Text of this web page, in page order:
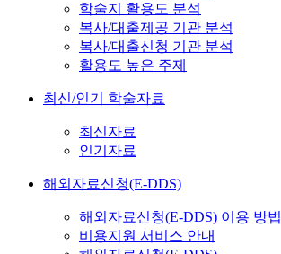
학술지 활용도 분석
복사/대출제공 기관 분석
복사/대출신청 기관 분석
활용도 높은 주제
최신/인기 학술자료
최신자료
인기자료
해외자료신청(E-DDS)
해외자료신청(E-DDS) 이용 방법
비용지원 서비스 안내